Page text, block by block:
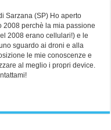
Sarzana (SP) Ho aperto
2008 perchè la mia passione
2008 erano cellulari!) e le
sguardo ai droni e alla
le mie conoscenze e
al meglio i propri device.